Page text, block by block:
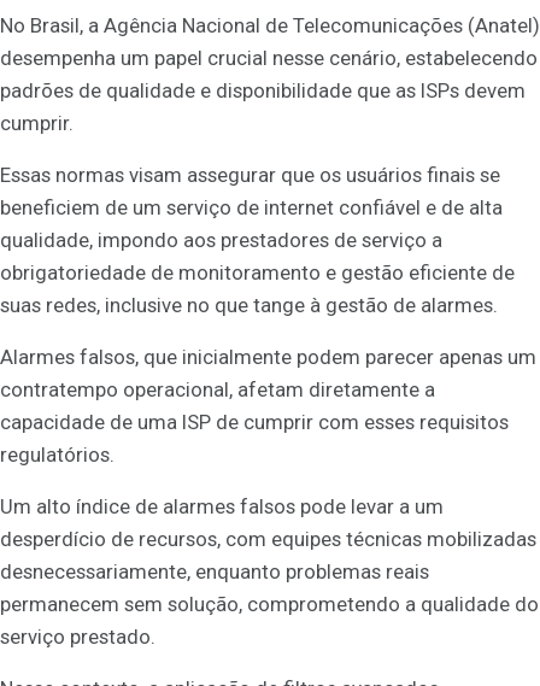
No Brasil, a Agência Nacional de Telecomunicações (Anatel)
desempenha um papel crucial nesse cenário, estabelecendo
padrões de qualidade e disponibilidade que as ISPs devem
cumprir.
Essas normas visam assegurar que os usuários finais se
beneficiem de um serviço de internet confiável e de alta
qualidade, impondo aos prestadores de serviço a
obrigatoriedade de monitoramento e gestão eficiente de
suas redes, inclusive no que tange à gestão de alarmes.
Alarmes falsos, que inicialmente podem parecer apenas um
contratempo operacional, afetam diretamente a
capacidade de uma ISP de cumprir com esses requisitos
regulatórios.
Um alto índice de alarmes falsos pode levar a um
desperdício de recursos, com equipes técnicas mobilizadas
desnecessariamente, enquanto problemas reais
permanecem sem solução, comprometendo a qualidade do
serviço prestado.